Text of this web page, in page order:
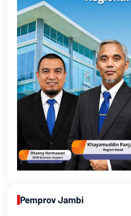
Pemprov Jambi